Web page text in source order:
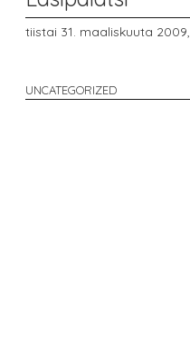
tiistai 31. maaliskuuta 2009,
UNCATEGORIZED